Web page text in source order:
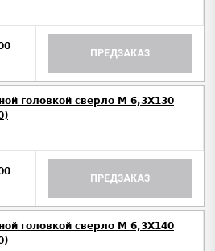
ПРЕДЗАКАЗ
головкой сверло М 6,3Х130
ПРЕДЗАКАЗ
головкой сверло М 6,3Х140